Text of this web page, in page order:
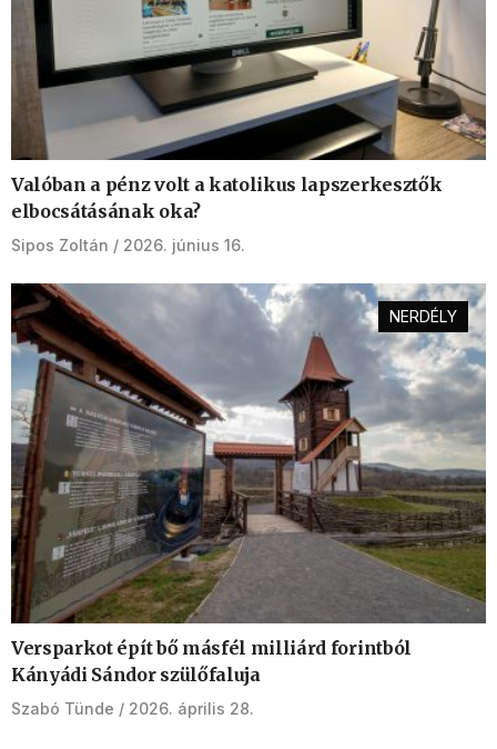
Valóban a pénz volt a katolikus lapszerkesztők
elbocsátásának oka?
Sipos Zoltán 2026. június 16.
NERDÉLY
Versparkot épít bő másfél milliárd forintból
Kányádi Sándor szülőfaluja
Szabó Tünde 2026. április 28.